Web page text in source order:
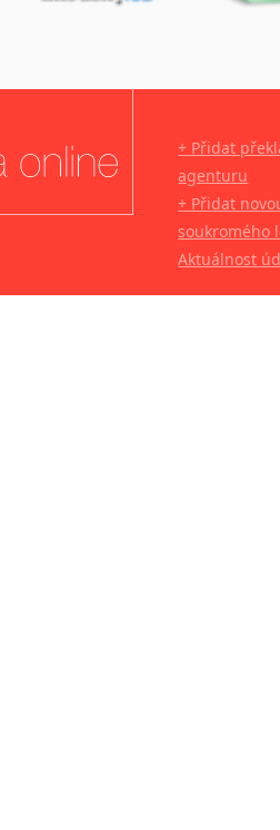
+ Přidat
agenturu
+ Přidat
soukromého
Aktuálnost